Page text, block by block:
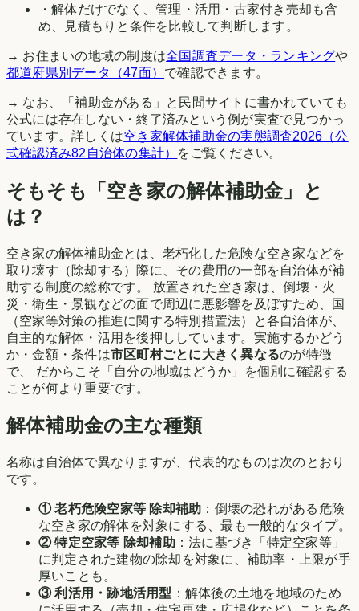
・解体だけでなく、管理・活用・古家付き売却も含
め、見積もりと条件を比較して判断します。
→ お住まいの地域の制度は全国調査データ・ランキングや
都道府県別データ（47面） で確認できます。
→ なお、「補助金がある」と民間サイトに書かれていても
公式には存在しない・終了済みという例が実査で見つかっ
ています。詳しくは空き家解体補助金の実態調査2026（公
式確認済み82自治体の集計） をご覧ください。
そもそも「空き家の解体補助金」と
は？
空き家の解体補助金とは、老朽化した危険な空き家などを
取り壊す（除却する）際に、その費用の一部を自治体が補
助する制度の総称です。 放置された空き家は、倒壊・火
災・衛生・景観などの面で周辺に悪影響を及ぼすため、国
（空家等対策の推進に関する特別措置法）と各自治体が、
自主的な解体・活用を後押ししています。実施するかどう
か・金額・条件は市区町村ごとに大きく異なるのが特徴
で、 だからこそ「自分の地域はどうか」を個別に確認する
ことが何より重要です。
解体補助金の主な種類
名称は自治体で異なりますが、代表的なものは次のとおり
です。
① 老朽危険空家等 除却補助 ：倒壊の恐れがある危険
な空き家の解体を対象にする、最も一般的なタイプ。
② 特定空家等 除却補助：法に基づき「特定空家等」
に判定された建物の除却を対象に、補助率・上限が手
厚いことも。
③ 利活用・跡地活用型 ：解体後の土地を地域のため